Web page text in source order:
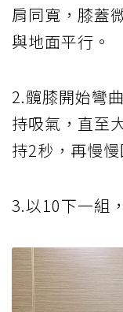
肩同寬，膝蓋
與地面平行。
2.髖膝開始彎
持吸氣，直至
持2秒，再慢
3.以10下一組